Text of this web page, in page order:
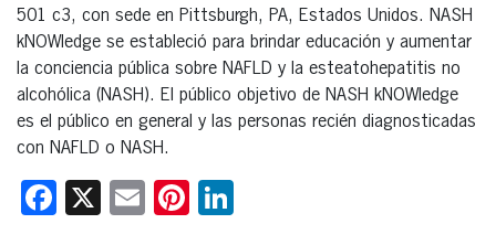
501 c3, con sede en Pittsburgh, PA, Estados Unidos. NASH
kNOWledge se estableció para brindar educación y aumentar
la conciencia pública sobre NAFLD y la esteatohepatitis no
alcohólica (NASH). El público objetivo de NASH kNOWledge
es el público en general y las personas recién diagnosticadas
con NAFLD o NASH.
Facebook
X EmailPinterest